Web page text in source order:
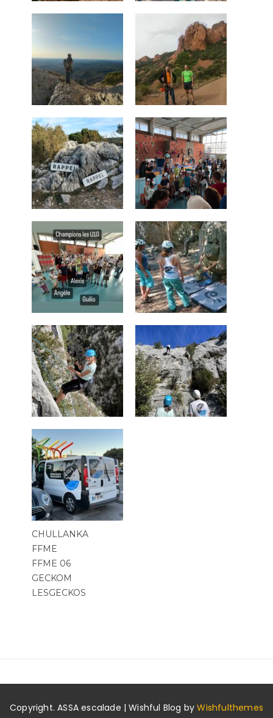
CHULLANKA
FFME
FFME 06
GECKOM
LESGECKOS
Copyright. ASSA escalade | Wishful Blog byWishfulthemes